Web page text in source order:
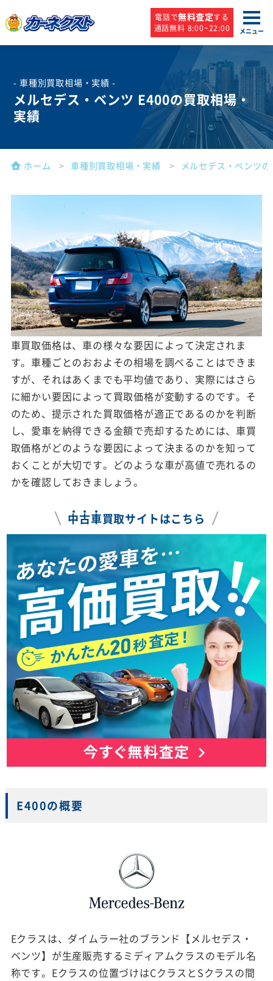
電話で無料査定する
通話無料 8:00~22:00
メニュー
- 車種別買取相場・実績 -
メルセデス・ベンツ E400の買取相場・
実績
ホーム 車種別買取相場・実績 メルセデス・ベンツ
車買取価格は、車の様々な要因によって決定されま
す。車種ごとのおおよその相場を調べることはできま
すが、それはあくまでも平均値であり、実際にはさら
に細かい要因によって買取価格が変動するのです。そ
のため、提示された買取価格が適正であるのかを判断
し、愛車を納得できる金額で売却するためには、車買
取価格がどのような要因によって決まるのかを知って
おくことが大切です。どのような車が高値で売れるの
かを確認しておきましょう。
中古車買取サイトはこちら
E400の概要
Eクラスは、ダイムラー社のブランド【メルセデス・
ベンツ】が生産販売するミディアムクラスのモデル名
称です。Eクラスの位置づけはCクラスとSクラスの間